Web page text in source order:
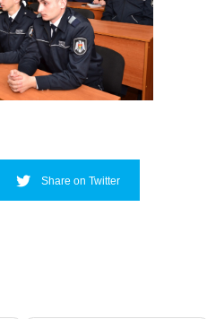
Share on Twitter